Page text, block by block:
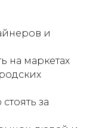
и
на маркетах
за